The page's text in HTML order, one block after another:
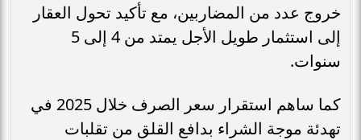
خروج عدد من المضاربين، مع تأكيد تحول العقار
إلى استثمار طويل الأجل يمتد من 4 إلى 5
سنوات.
كما ساهم استقرار سعر الصرف خلال 2025 في
تهدئة موجة الشراء بدافع القلق من تقلبات